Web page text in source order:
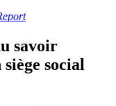
savoir
social